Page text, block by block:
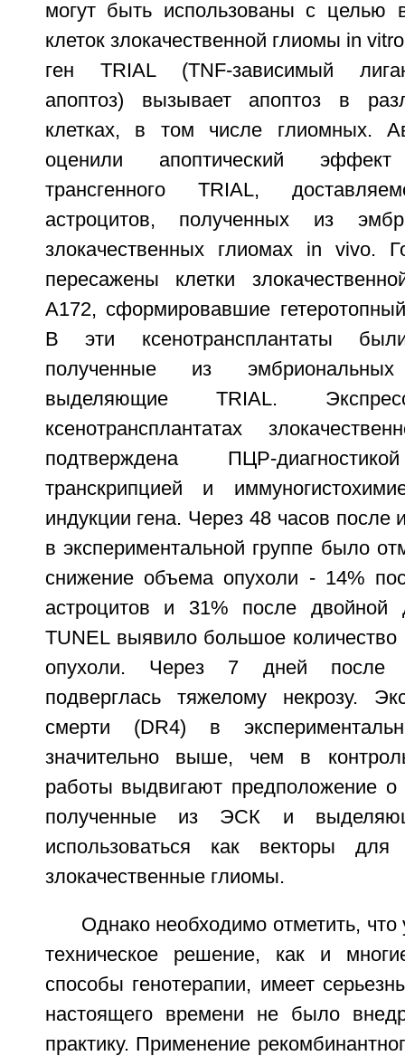
могут быть использованы с целью
клеток злокачественной глиомы in
ген TRIAL (TNF-зависимый
апоптоз) вызывает апоптоз в
клетках, в том числе глиомных.
оценили апоптический
трансгенного TRIAL,
астроцитов, полученных из
злокачественных глиомах in
пересажены клетки
А172, сформировавшие гетеротопный
В эти ксенотрансплантаты
полученные из
выделяющие TRIAL.
ксенотрансплантатах
подтверждена ПЦР-
транскрипцией и
индукции гена. Через 48 часов после
в экспериментальной группе было
снижение объема опухоли - 14%
астроцитов и 31% после двойной
TUNEL выявило большое количество
опухоли. Через 7 дней после
подверглась тяжелому некрозу.
смерти (DR4) в
значительно выше, чем в
работы выдвигают предположение о
полученные из ЭСК и
использоваться как векторы
злокачественные глиомы.
Однако необходимо отметить, что
техническое решение, как и
способы генотерапии, имеет
настоящего времени не было
практику. Применение